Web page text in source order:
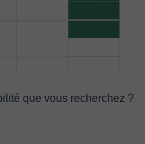
que vous recherchez ?